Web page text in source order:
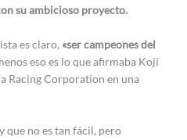
su ambicioso proyecto.
es claro, «ser campeones del
eso es lo que afirmaba Koji
Racing Corporation en una
que no es tan fácil, pero